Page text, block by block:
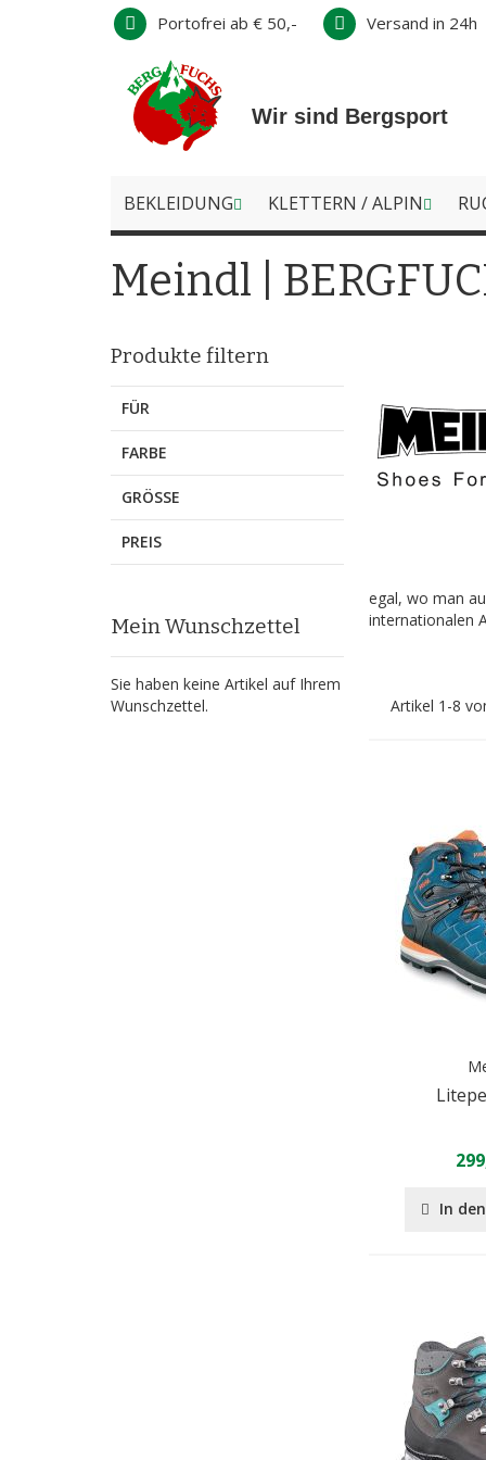
Direkt
Inhalt
Portofrei ab € 50,- Versand in 24h
Wir sind Bergsport
BEKLEIDUNG KLETTERN / ALPIN
Meindl |
egal, wo man
internationalen
Artikel 1 -8
In
Produkte filtern
FÜR
FARBE
GRÖSSE
PREIS
Mein Wunschzettel
Sie haben keine Artikel auf Ihrem
Wunschzettel.